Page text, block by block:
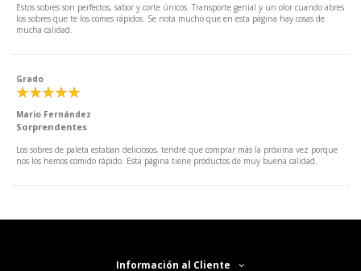
Estos sobres son perfectos, sabor y corte únicos. Transporte genial y un olor cuando abres
los sobres que te los comes rápidos. Se nota mucho que en esta página hay cosas de
mucha calidad.
Grado
Mario Fernández
Sorprendentes
Los sobres de paleta estaban deliciosos, tendré que comprar más la próxima vez porque
nos los hemos comido rápido. Esta página tiene productos de muy buena calidad.
Información al Cliente